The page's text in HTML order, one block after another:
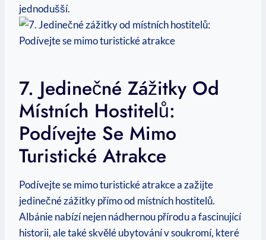
jednodušší.
7. Jedinečné Zážitky Od
Místních​ Hostitelů:
⁣Podívejte Se Mimo
Turistické Atrakce
Podívejte se mimo turistické atrakce a zažijte
jedinečné zážitky přímo od místních hostitelů.‌
Albánie nabízí nejen nádhernou přírodu‌ a‍ fascinující
historii, ‌ale také skvělé ubytování v soukromí, které